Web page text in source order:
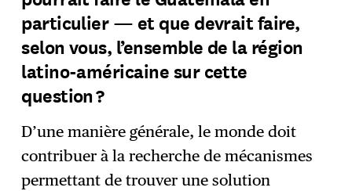
particulier — et que devrait faire,
selon vous, l’ensemble de la région
latino-américaine sur cette
question ?
D’une manière générale, le monde doit
contribuer à la recherche de mécanismes
permettant de trouver une solution